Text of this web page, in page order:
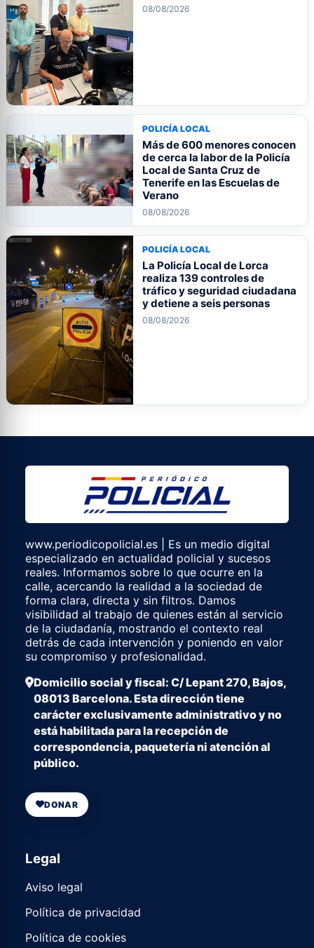
08/08/2026
POLICÍA LOCAL
Más de 600 menores conocen
de cerca la labor de la Policía
Local de Santa Cruz de
Tenerife en las Escuelas de
Verano
08/08/2026
POLICÍA LOCAL
La Policía Local de Lorca
realiza 139 controles de
tráfico y seguridad ciudadana
y detiene a seis personas
08/08/2026
www.periodicopolicial.es | Es un medio digital
especializado en actualidad policial y sucesos
reales. Informamos sobre lo que ocurre en la
calle, acercando la realidad a la sociedad de
forma clara, directa y sin filtros. Damos
visibilidad al trabajo de quienes están al servicio
de la ciudadanía, mostrando el contexto real
detrás de cada intervención y poniendo en valor
su compromiso y profesionalidad.
Domicilio social y fiscal: C/ Lepant 270, Bajos,
08013 Barcelona. Esta dirección tiene
carácter exclusivamente administrativo y no
está habilitada para la recepción de
correspondencia, paquetería ni atención al
público.
DONAR
Legal
Aviso legal
Política de privacidad
Política de cookies